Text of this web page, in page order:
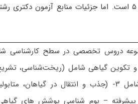
. اما جزئیات منابع آزمون دکتری
تکوین گیاهی شامل (ریخت‌شناسی،